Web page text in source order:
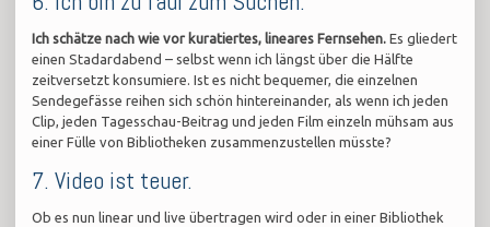
Ich schätze nach wie vor kuratiertes, lineares Fernsehen. Es gliedert
einen Stadardabend – selbst wenn ich längst über die Hälfte
zeitversetzt konsumiere. Ist es nicht bequemer, die einzelnen
Sendegefässe reihen sich schön hintereinander, als wenn ich jeden
Clip, jeden Tagesschau-Beitrag und jeden Film einzeln mühsam aus
einer Fülle von Bibliotheken zusammenzustellen müsste?
7. Video ist teuer.
Ob es nun linear und live übertragen wird oder in einer Bibliothek